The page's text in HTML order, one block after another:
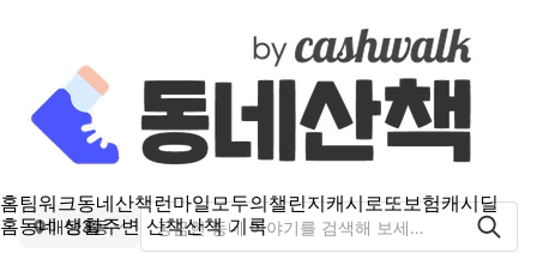
홈팀워크동네산책런마일모두의챌린지캐시로또보험캐시딜
홈동네 생활주변 산책산책 기록
매탄3동